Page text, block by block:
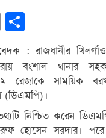
Email
: রাজধানীর
বংশাল থানার
রেজাকে সাময়িক
(ডিএমপি)।
নিশ্চিত করেন
হোসেন সরদার। পরে